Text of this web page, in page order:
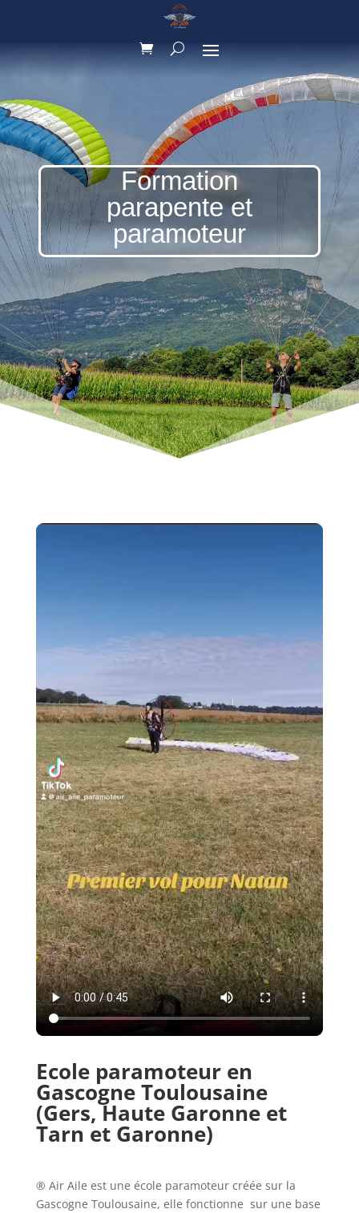
Formation
parapente et
paramoteur
Ecole paramoteur en
Gascogne Toulousaine
(Gers, Haute Garonne et
Tarn et Garonne)
® Air Aile est une école paramoteur créée sur la
Gascogne Toulousaine, elle fonctionne sur une base